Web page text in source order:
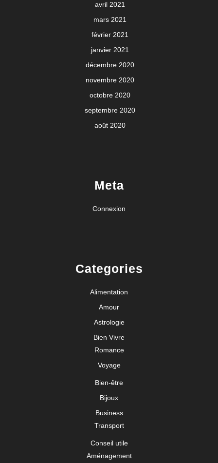
avril 2021
mars 2021
février 2021
janvier 2021
décembre 2020
novembre 2020
octobre 2020
septembre 2020
août 2020
Meta
Connexion
Categories
Alimentation
Amour
Astrologie
Bien Vivre
Romance
Voyage
Bien-être
Bijoux
Business
Transport
Conseil utile
Aménagement